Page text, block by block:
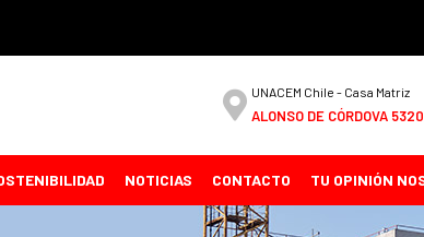
UNACEM Chile - Casa Matriz
ALONSO DE CÓRDOVA
NOTICIAS CONTACTO TU OPINIÓN